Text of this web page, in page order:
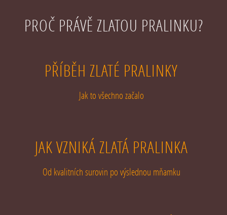
PROČ PRÁVĚ ZLATOU PRALINKU?
PŘÍBĚH ZLATÉ PRALINKY
Jak to všechno začalo
JAK VZNIKÁ ZLATÁ PRALINKA
Od kvalitních surovin po výslednou mňamku